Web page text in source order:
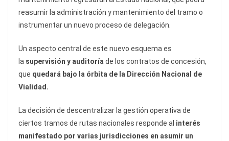
reasumir la administración y mantenimiento del tramo o
instrumentar un nuevo proceso de delegación.
Un aspecto central de este nuevo esquema es
la supervisión y auditoríade los contratos de concesión,
que quedará bajo la órbita de la Dirección Nacional de
Vialidad.
La decisión de descentralizar la gestión operativa de
ciertos tramos de rutas nacionales responde al interés
manifestado por varias jurisdicciones en asumir un